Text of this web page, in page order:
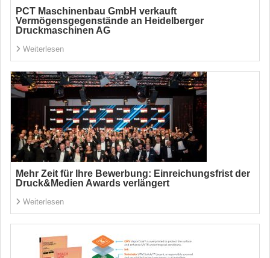
PCT Maschinenbau GmbH verkauft
Vermögensgegenstände an Heidelberger
Druckmaschinen AG
Weiterlesen
Mehr Zeit für Ihre Bewerbung: Einreichungsfrist der
Druck&Medien Awards verlängert
Weiterlesen